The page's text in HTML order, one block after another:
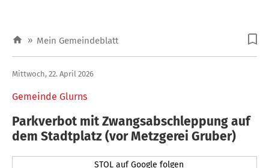
» Mein Gemeindeblatt
Gemeinde Glurns
Mittwoch, 22. April 2026
Parkverbot mit Zwangsabschleppung auf
dem Stadtplatz (vor Metzgerei Gruber)
STOL auf Google folgen